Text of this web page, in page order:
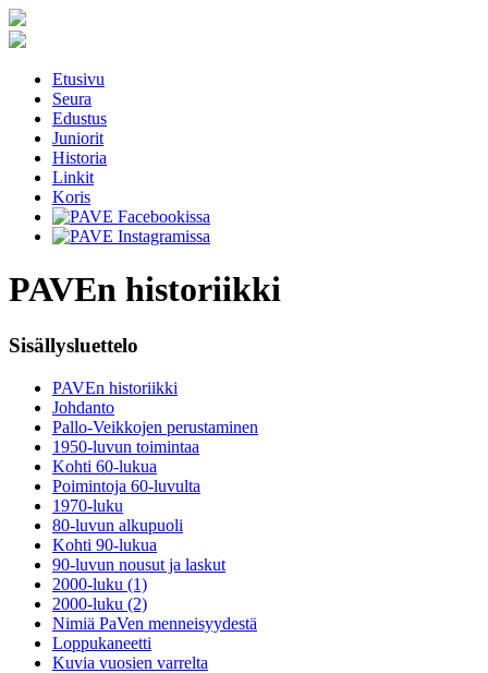
Etusivu
Seura
Edustus
Juniorit
Historia
Linkit
Koris
PAVEn historiikki
Sisällysluettelo
PAVEn historiikki
Johdanto
Pallo-Veikkojen perustaminen
1950-luvun toimintaa
Kohti 60-lukua
Poimintoja 60-luvulta
1970-luku
80-luvun alkupuoli
Kohti 90-lukua
90-luvun nousut ja laskut
2000-luku (1)
2000-luku (2)
Nimiä PaVen menneisyydestä
Loppukaneetti
Kuvia vuosien varrelta